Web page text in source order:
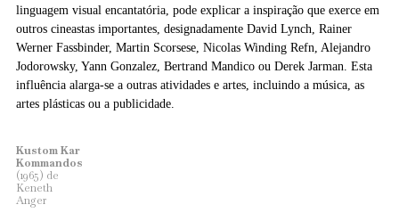
linguagem visual encantatória, pode explicar a inspiração que exerce em
outros cineastas importantes, designadamente David Lynch, Rainer
Werner Fassbinder, Martin Scorsese, Nicolas Winding Refn, Alejandro
Jodorowsky, Yann Gonzalez, Bertrand Mandico ou Derek Jarman. Esta
influência alarga-se a outras atividades e artes, incluindo a música, as
artes plásticas ou a publicidade.
Kustom Kar
Kommandos
(1965) de
Keneth
Anger